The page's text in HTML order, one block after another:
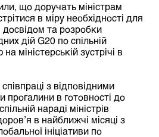
що доручать міністрам
в міру необхідності для
досвідом та розробки
дій G20 по спільній
міністерській зустрічі в
з відповідними
прогалини в готовності до
нараді міністрів
в найближчі місяці з
ініціативи по